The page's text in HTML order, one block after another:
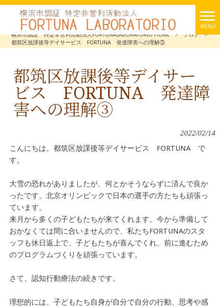
MENU
横浜市認証 特定非営利活動法人FORTUNALABORATORIO HOME
> ブログ
>
都筑区放課後等デイサービス FORTUNA 発達障害への理解③
都筑区放課後等デイサー
ビス FORTUNA 発達障
害への理解③
2022/02/14
こんにちは。都筑区放課後等デイサービス FORTUNA で
す。
大雪の恐れがありましたが、何とかそうならずに済んで良か
ったです。北京オリンピックで日本の選手の方たちも頑張っ
ています。
来月から多くの子どもたちが来てくれます。今から準備して
おかなくては間に合いませんので、私たちFORTUNAのスタ
ッフも休日返上で、子どもたちが喜んでくれ、前に進むため
のプログラムづくりを頑張っています。
さて、認知行動療法の続きです。
理想的には、子どもたち自身が自分で自分の行動、思考や感